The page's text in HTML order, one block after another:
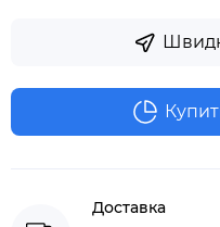
Доставка